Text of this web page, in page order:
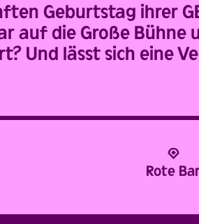
Geburtstag ihrer
auf die Große Bühne
Und lässt sich eine
Rote